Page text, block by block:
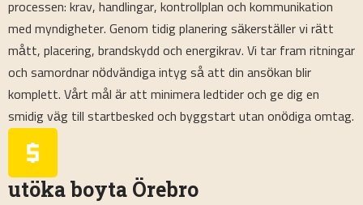
processen: krav, handlingar, kontrollplan och kommunikation
med myndigheter. Genom tidig planering säkerställer vi rätt
mått, placering, brandskydd och energikrav. Vi tar fram ritningar
och samordnar nödvändiga intyg så att din ansökan blir
komplett. Vårt mål är att minimera ledtider och ge dig en
smidig väg till startbesked och byggstart utan onödiga omtag.
utöka boyta Örebro